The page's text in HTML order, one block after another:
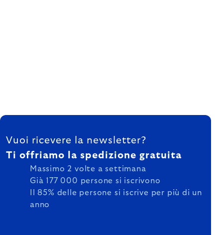
FOOTER
Vuoi ricevere la newsletter?
Ti offriamo la spedizione gratuita
Massimo 2 volte a settimana
Già 177 000 persone si iscrivono
Il 85% delle persone si iscrive per più di un
anno